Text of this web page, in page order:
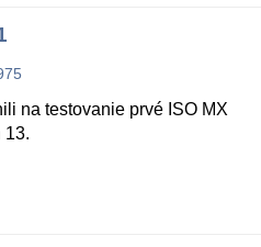
na testovanie prvé ISO MX
13.